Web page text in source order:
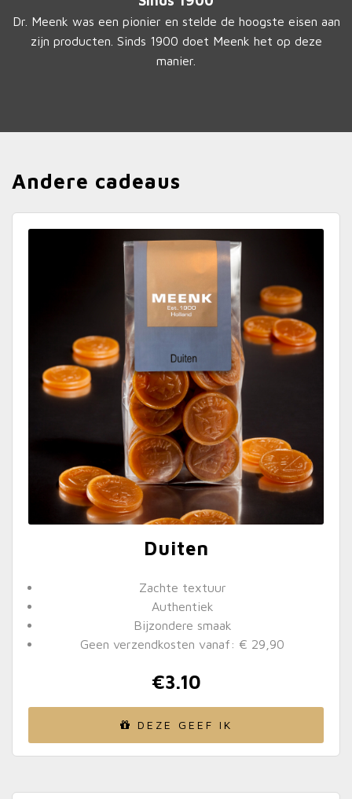
Dr. Meenk was een pionier en stelde de hoogste eisen aan
zijn producten. Sinds 1900 doet Meenk het op deze
manier.
Andere cadeaus
Duiten
Zachte textuur
Authentiek
Bijzondere smaak
Geen verzendkosten vanaf: € 29,90
€3.10
DEZE GEEF IK